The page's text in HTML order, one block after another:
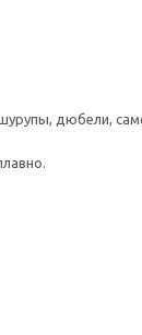
дюбели,